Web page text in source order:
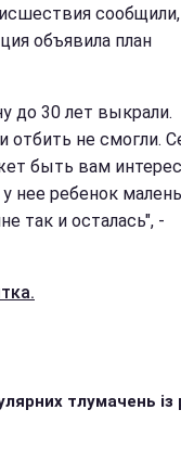
сообщили,
объявила план
до 30 лет выкрали.
отбить не смогли.
быть вам
нее ребенок
так и осталась", -
тлумачень із